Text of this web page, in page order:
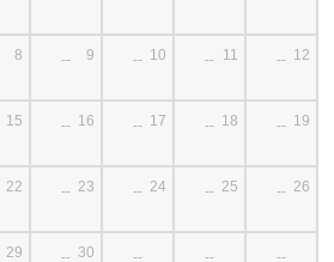
8 -- 9 -- 10 -- 11 -- 12
15 -- 16 -- 17 -- 18 -- 19
22 -- 23 -- 24 -- 25 -- 26
29 -- 30 -- -- --